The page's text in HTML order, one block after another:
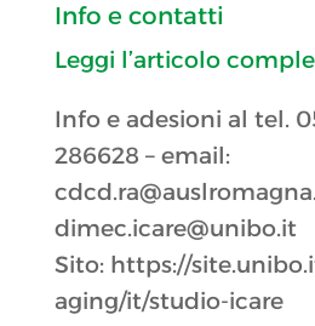
Info e contatti
Leggi l’articolo
Info e adesioni al tel.
286628 – email:
dimec.icare@unibo.it
Sito: https://
aging/it/studio-icare